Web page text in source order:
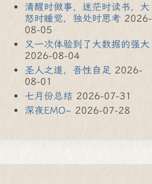
清醒时做事，迷茫时读书，大
怒时睡觉，独处时思考 2026-
08-05
又一次体验到了大数据的强大
2026-08-04
圣人之道，吾性自足 2026-
08-01
七月份总结 2026-07-31
深夜EMO~ 2026-07-28